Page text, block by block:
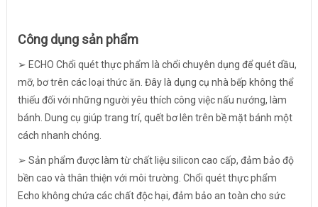
Công dụng sản phẩm
➢ ECHO Chổi quét thực phẩm là chổi chuyên dụng để quét dầu,
mỡ, bơ trên các loại thức ăn. Đây là dụng cụ nhà bếp không thể
thiếu đối với những người yêu thích công việc nấu nướng, làm
bánh. Dung cụ giúp trang trí, quết bơ lên trên bề mặt bánh một
cách nhanh chóng.
➢ Sản phẩm được làm từ chất liệu silicon cao cấp, đảm bảo độ
bền cao và thân thiện với môi trường. Chổi quét thực phẩm
Echo không chứa các chất độc hại, đảm bảo an toàn cho sức